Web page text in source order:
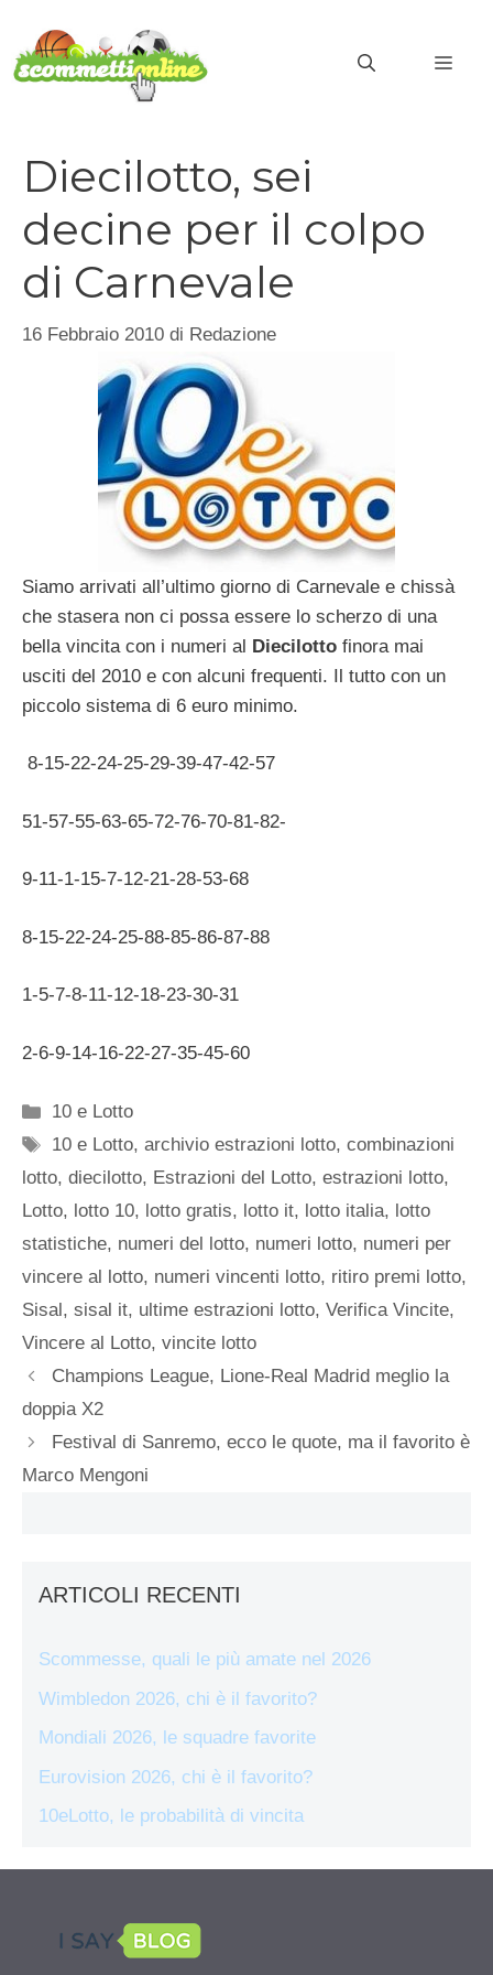
contenuto
Diecilotto, sei
decine per il colpo
di Carnevale
16 Febbraio 2010 di Redazione
Siamo arrivati all’ultimo giorno di Carnevale e chissà
che stasera non ci possa essere lo scherzo di una
bella vincita con i numeri al Diecilotto finora mai
usciti del 2010 e con alcuni frequenti. Il tutto con un
piccolo sistema di 6 euro minimo.
8-15-22-24-25-29-39-47-42-57
51-57-55-63-65-72-76-70-81-82-
9-11-1-15-7-12-21-28-53-68
8-15-22-24-25-88-85-86-87-88
1-5-7-8-11-12-18-23-30-31
2-6-9-14-16-22-27-35-45-60
Categorie
10 e Lotto
Tag
10 e Lotto,archivio estrazioni lotto,combinazioni
lotto, diecilotto, Estrazioni del Lotto, estrazioni lotto,
Lotto, lotto 10, lotto gratis, lotto it, lotto italia, lotto
statistiche, numeri del lotto, numeri lotto, numeri per
vincere al lotto, numeri vincenti lotto, ritiro premi lotto,
Sisal , sisal it, ultime estrazioni lotto, Verifica Vincite,
Vincere al Lotto, vincite lotto
Champions League, Lione-Real Madrid meglio la
doppia X2
Festival di Sanremo, ecco le quote, ma il favorito è
Marco Mengoni
ARTICOLI RECENTI
Scommesse, quali le più amate nel 2026
Wimbledon 2026, chi è il favorito?
Mondiali 2026, le squadre favorite
Eurovision 2026, chi è il favorito?
10eLotto, le probabilità di vincita